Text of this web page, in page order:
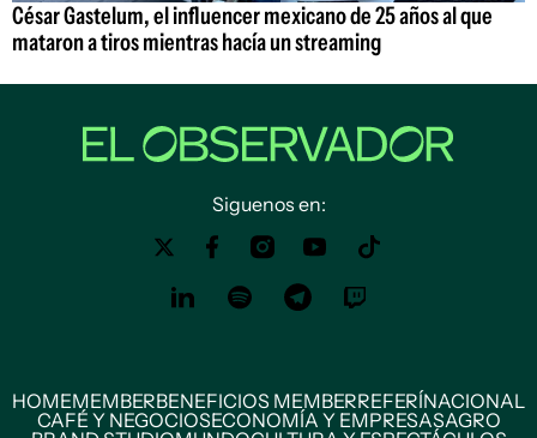
César Gastelum, el influencer mexicano de 25 años al que
mataron a tiros mientras hacía un streaming
Siguenos en:
HOMEMEMBERBENEFICIOS MEMBERREFERÍNACIONAL
CAFÉ Y NEGOCIOSECONOMÍA Y EMPRESASAGRO